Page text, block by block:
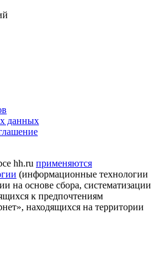
данных
hh.ru применяются
(информационные технологии
на основе сбора, систематизации
к предпочтениям
находящихся на территории